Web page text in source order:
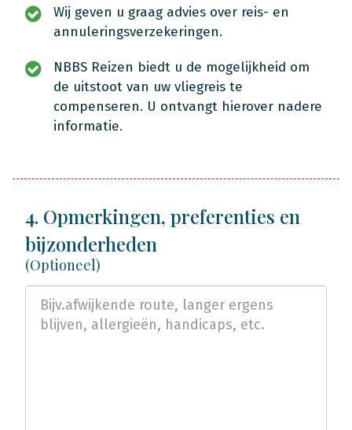
Wij geven u graag advies over reis- en
annuleringsverzekeringen.
NBBS Reizen biedt u de mogelijkheid om
de uitstoot van uw vliegreis te
compenseren. U ontvangt hierover nadere
informatie.
4. Opmerkingen, preferenties en
bijzonderheden
(Optioneel)